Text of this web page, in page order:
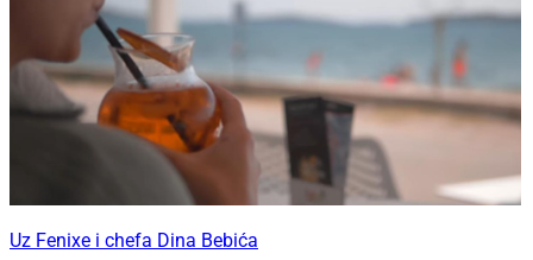
Uz Fenixe i chefa Dina Bebića